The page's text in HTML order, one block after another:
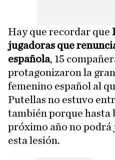
Hay que recordar que
jugadoras que
española, 15
protagonizaron la
femenino español al
Putellas no estuvo
también porque hasta
próximo año no
esta lesión.